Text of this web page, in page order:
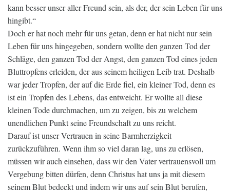
kann besser unser aller Freund sein, als der, der sein Leben für uns
hingibt.“
Doch er hat noch mehr für uns getan, denn er hat nicht nur sein
Leben für uns hingegeben, sondern wollte den ganzen Tod der
Schläge, den ganzen Tod der Angst, den ganzen Tod eines jeden
Bluttropfens erleiden, der aus seinem heiligen Leib trat. Deshalb
war jeder Tropfen, der auf die Erde fiel, ein kleiner Tod, denn es
ist ein Tropfen des Lebens, das entweicht. Er wollte all diese
kleinen Tode durchmachen, um zu zeigen, bis zu welchem
unendlichen Punkt seine Freundschaft zu uns reicht.
Darauf ist unser Vertrauen in seine Barmherzigkeit
zurückzuführen. Wenn ihm so viel daran lag, uns zu erlösen,
müssen wir auch einsehen, dass wir den Vater vertrauensvoll um
Vergebung bitten dürfen, denn Christus hat uns ja mit diesem
seinem Blut bedeckt und indem wir uns auf sein Blut berufen,